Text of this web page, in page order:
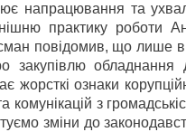
напрацювання та
практику роботи
повідомив, що лише
закупівлю
жорсткі ознаки
комунікацій з
зміни до